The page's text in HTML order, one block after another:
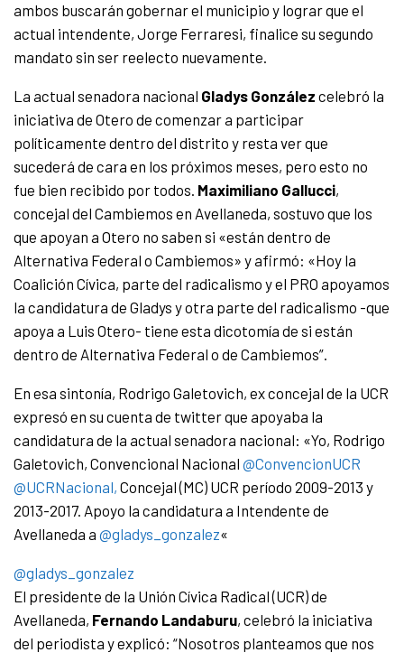
ambos buscarán gobernar el municipio y lograr que el
actual intendente, Jorge Ferraresi, finalice su segundo
mandato sin ser reelecto nuevamente.
La actual senadora nacional Gladys González celebró la
iniciativa de Otero de comenzar a participar
políticamente dentro del distrito y resta ver que
sucederá de cara en los próximos meses, pero esto no
fue bien recibido por todos. Maximiliano Gallucci,
concejal del Cambiemos en Avellaneda, sostuvo que los
que apoyan a Otero no saben si «están dentro de
Alternativa Federal o Cambiemos» y afirmó: «Hoy la
Coalición Cívica, parte del radicalismo y el PRO apoyamos
la candidatura de Gladys y otra parte del radicalismo -que
apoya a Luis Otero- tiene esta dicotomía de si están
dentro de Alternativa Federal o de Cambiemos”.
En esa sintonía, Rodrigo Galetovich, ex concejal de la UCR
expresó en su cuenta de twitter que apoyaba la
candidatura de la actual senadora nacional: «Yo, Rodrigo
Galetovich, Convencional Nacional @ConvencionUCR
@UCRNacional, Concejal (MC) UCR período 2009-2013 y
2013-2017. Apoyo la candidatura a Intendente de
Avellaneda a @gladys_gonzalez«
@gladys_gonzalez
El presidente de la Unión Cívica Radical (UCR) de
Avellaneda, Fernando Landaburu, celebró la iniciativa
del periodista y explicó: “Nosotros planteamos que nos